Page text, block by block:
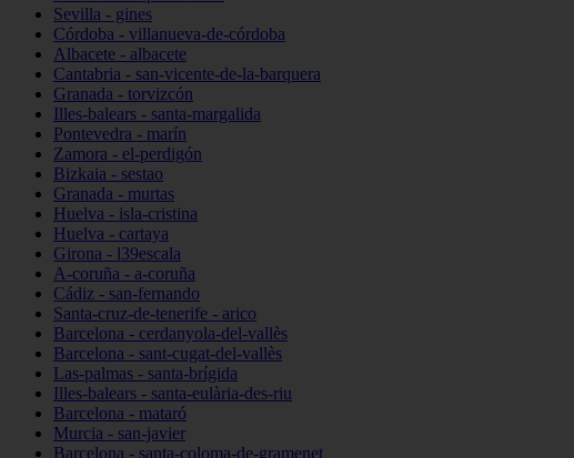
Sevilla - gines
Córdoba - villanueva-de-córdoba
Albacete - albacete
Cantabria - san-vicente-de-la-barquera
Granada - torvizcón
Illes-balears - santa-margalida
Pontevedra - marín
Zamora - el-perdigón
Bizkaia - sestao
Granada - murtas
Huelva - isla-cristina
Huelva - cartaya
Girona - l39escala
A-coruña - a-coruña
Cádiz - san-fernando
Santa-cruz-de-tenerife - arico
Barcelona - cerdanyola-del-vallès
Barcelona - sant-cugat-del-vallès
Las-palmas - santa-brígida
Illes-balears - santa-eulària-des-riu
Barcelona - mataró
Murcia - san-javier
Barcelona - santa-coloma-de-gramenet